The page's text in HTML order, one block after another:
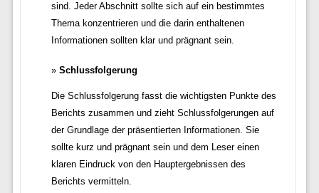
sind. Jeder Abschnitt sollte sich auf ein bestimmtes
Thema konzentrieren und die darin enthaltenen
Informationen sollten klar und prägnant sein.
Schlussfolgerung
Die Schlussfolgerung fasst die wichtigsten Punkte des
Berichts zusammen und zieht Schlussfolgerungen auf
der Grundlage der präsentierten Informationen. Sie
sollte kurz und prägnant sein und dem Leser einen
klaren Eindruck von den Hauptergebnissen des
Berichts vermitteln.